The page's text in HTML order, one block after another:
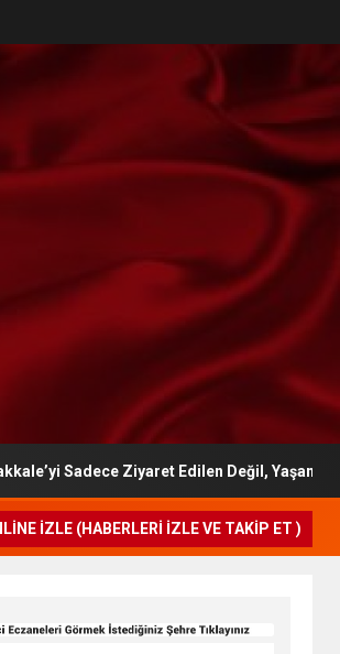
Edilen Değil, Yaşanan Bir Destinasyon
İZLE (HABERLERI İZLE VE TAKIP ET )